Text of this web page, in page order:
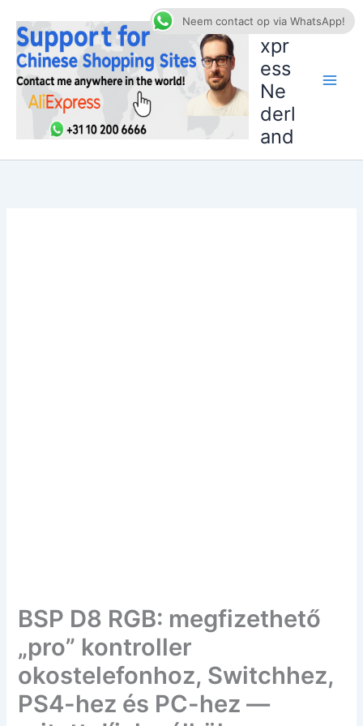
naar
inhoud
AliE
xpr
ess
Ne
derl
and
BSP D8 RGB: megfizethető
„pro” kontroller
okostelefonhoz, Switchhez,
PS4-hez és PC-hez —
Neem contact op via WhatsApp!